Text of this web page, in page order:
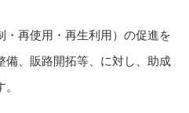
・再使用・再生利用）の促進を
備、販路開拓等、に対し、助成